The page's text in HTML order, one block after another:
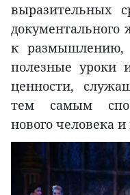
выразительных
документального
к размышлению,
полезные уроки
ценности,
тем самым
нового человека